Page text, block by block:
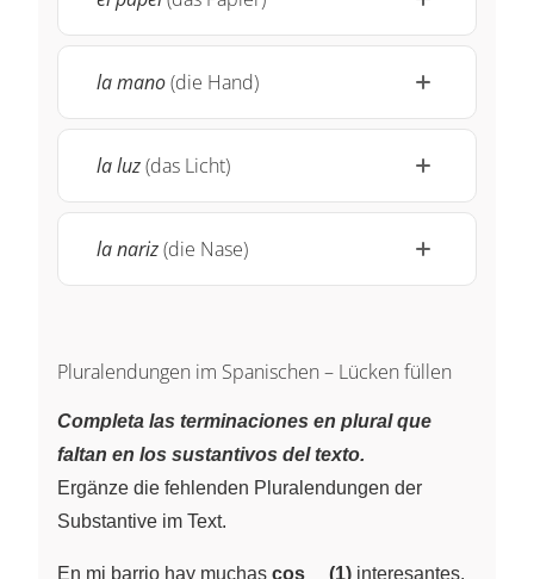
la mano(die Hand)
la luz(das Licht)
la nariz(die Nase)
Pluralendungen im Spanischen – Lücken füllen
Completa las terminaciones en plural que
faltan en los sustantivos del texto.
Ergänze die fehlenden Pluralendungen der
Substantive im Text.
En mi barrio hay muchas cos \underline{~\;~}
(1) interesantes.